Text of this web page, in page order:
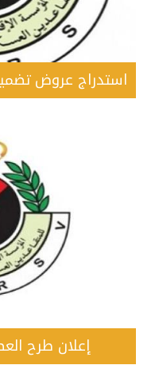
استدراج عروض
إعلان طرح العطاء